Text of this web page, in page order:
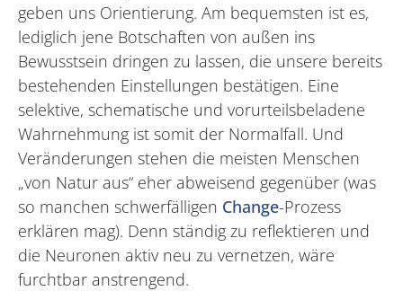
geben uns Orientierung. Am bequemsten ist es,
lediglich jene Botschaften von außen ins
Bewusstsein dringen zu lassen, die unsere bereits
bestehenden Einstellungen bestätigen. Eine
selektive, schematische und vorurteilsbeladene
Wahrnehmung ist somit der Normalfall. Und
Veränderungen stehen die meisten Menschen
„von Natur aus“ eher abweisend gegenüber (was
so manchen schwerfälligen Change-Prozess
erklären mag). Denn ständig zu reflektieren und
die Neuronen aktiv neu zu vernetzen, wäre
furchtbar anstrengend.